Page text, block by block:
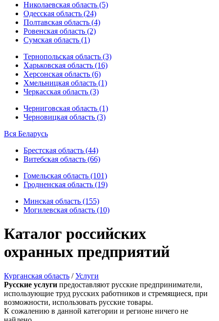
Николаевская область (5)
Одесская область (24)
Полтавская область (4)
Ровенская область (2)
Сумская область (1)
Тернопольская область (3)
Харьковская область (16)
Херсонская область (6)
Хмельницкая область (1)
Черкасская область (3)
Черниговская область (1)
Черновицкая область (3)
Вся Беларусь
Брестская область (44)
Витебская область (66)
Гомельская область (101)
Гродненская область (19)
Минская область (155)
Могилевская область (10)
Каталог российских
охранных предприятий
Курганская область /Услуги
Русские услуги предоставляют русские предприниматели,
использующие труд русских работников и стремящиеся, при
возможности, использовать русские товары.
К сожалению в данной категории и регионе ничего не